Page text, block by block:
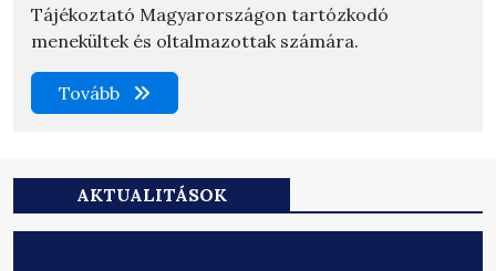
Tájékoztató Magyarországon tartózkodó
menekültek és oltalmazottak számára.
Tovább
AKTUALITÁSOK